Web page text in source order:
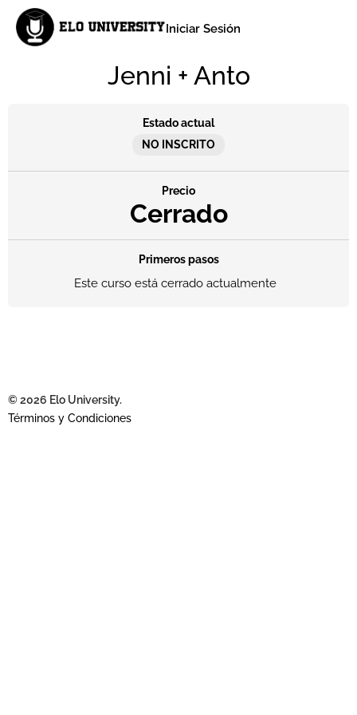
Iniciar Sesión
Jenni + Anto
Estado actual
NO INSCRITO
Precio
Cerrado
Primeros pasos
Este curso está cerrado actualmente
© 2026 Elo University.
Términos y Condiciones